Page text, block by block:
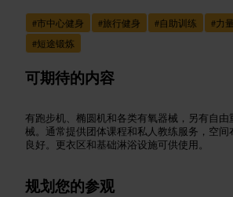
#市中心健身 #旅行健身 #自助训练 #力
#短途锻炼
可期待的内容
有跑步机、椭圆机和各类有氧器械，另有自
械。通常提供团体课程和私人教练服务，空间
良好。更衣区和基础淋浴设施可供使用。
规划您的参观